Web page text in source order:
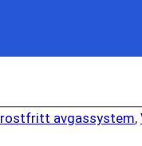
rostfritt avgassystem,